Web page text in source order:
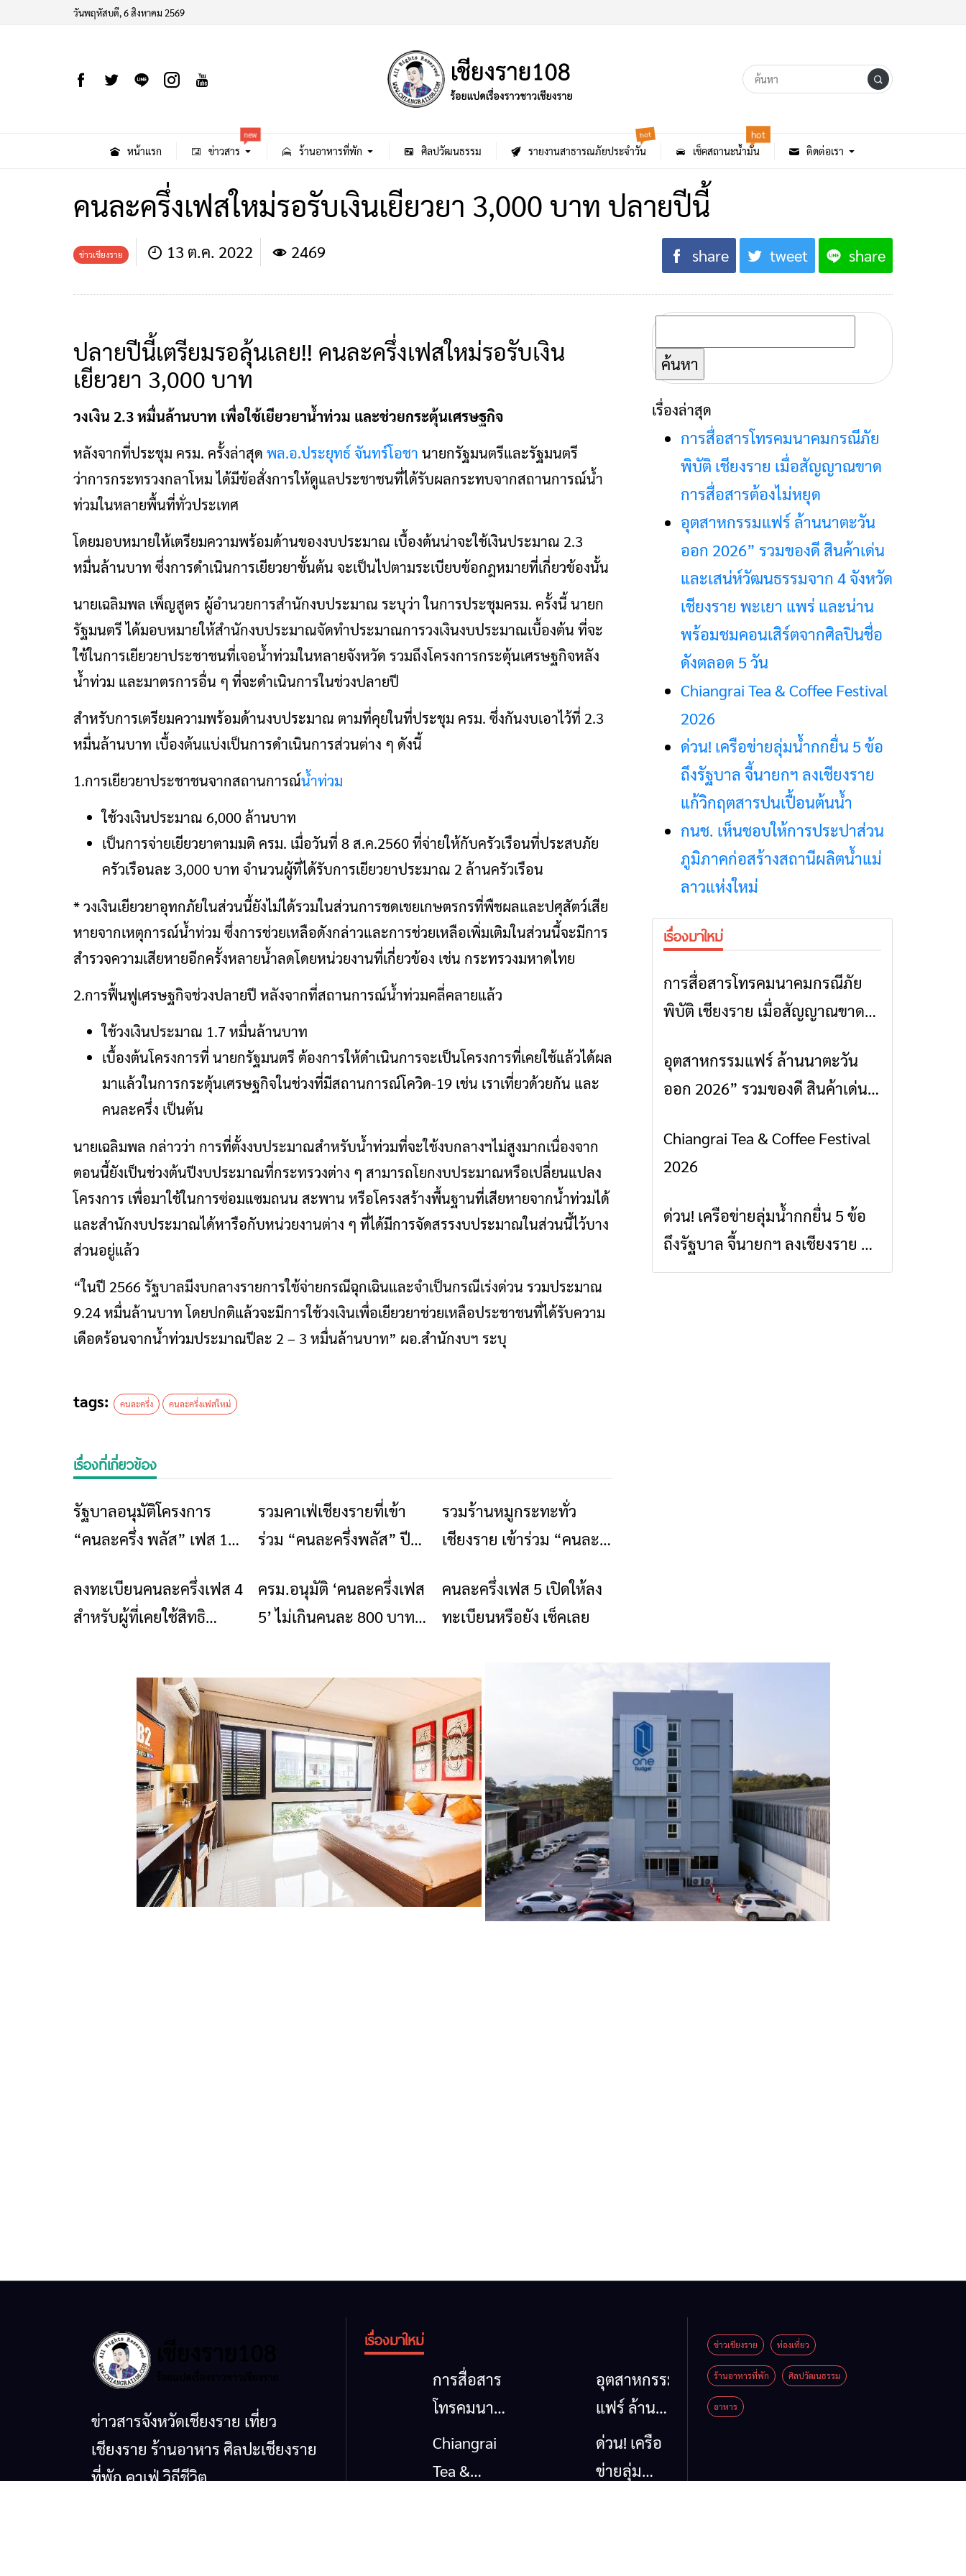
วันพฤหัสบดี, 6 สิงหาคม 2569
หน้าแรก ข่าวสาร
new
ร้านอาหารที่พัก ศิลปวัฒนธรรม รายงานสาธารณภัยประจำวัน
hot
เช็คสถานะน้ำมัน
hot
ติดต่อเรา
คนละครึ่งเฟสใหม่รอรับเงินเยียวยา 3,000 บาท ปลายปีนี้
ข่าวเชียงราย 13 ต.ค. 2022 2469 share tweet share
ปลายปีนี้เตรียมรอลุ้นเลย!! คนละครึ่งเฟสใหม่รอรับเงิน
เยียวยา 3,000 บาท
วงเงิน 2.3 หมื่นล้านบาท เพื่อใช้เยียวยาน้ำท่วม และช่วยกระตุ้นเศรษฐกิจ
หลังจากที่ประชุม ครม. ครั้งล่าสุด พล.อ.ประยุทธ์ จันทร์โอชา นายกรัฐมนตรีและรัฐมนตรี
ว่าการกระทรวงกลาโหม ได้มีข้อสั่งการให้ดูแลประชาชนที่ได้รับผลกระทบจากสถานการณ์น้ำ
ท่วมในหลายพื้นที่ทั่วประเทศ
โดยมอบหมายให้เตรียมความพร้อมด้านของงบประมาณ เบื้องต้นน่าจะใช้เงินประมาณ 2.3
หมื่นล้านบาท ซึ่งการดำเนินการเยียวยาขั้นต้น จะเป็นไปตามระเบียบข้อกฎหมายที่เกี่ยวข้องนั้น
นายเฉลิมพล เพ็ญสูตร ผู้อำนวยการสำนักงบประมาณ ระบุว่า ในการประชุมครม. ครั้งนี้ นายก
รัฐมนตรี ได้มอบหมายให้สำนักงบประมาณจัดทำประมาณการวงเงินงบประมาณเบื้องต้น ที่จะ
ใช้ในการเยียวยาประชาชนที่เจอน้ำท่วมในหลายจังหวัด รวมถึงโครงการกระตุ้นเศรษฐกิจหลัง
น้ำท่วม และมาตรการอื่น ๆ ที่จะดำเนินการในช่วงปลายปี
สำหรับการเตรียมความพร้อมด้านงบประมาณ ตามที่คุยในที่ประชุม ครม. ซึ่งกันงบเอาไว้ที่ 2.3
หมื่นล้านบาท เบื้องต้นแบ่งเป็นการดำเนินการส่วนต่าง ๆ ดังนี้
1.การเยียวยาประชาชนจากสถานการณ์น้ำท่วม
ใช้วงเงินประมาณ 6,000 ล้านบาท
เป็นการจ่ายเยียวยาตามมติ ครม. เมื่อวันที่ 8 ส.ค.2560 ที่จ่ายให้กับครัวเรือนที่ประสบภัย
ครัวเรือนละ 3,000 บาท จำนวนผู้ที่ได้รับการเยียวยาประมาณ 2 ล้านครัวเรือน
* วงเงินเยียวยาอุทกภัยในส่วนนี้ยังไม่ได้รวมในส่วนการชดเชยเกษตรกรที่พืชผลและปศุสัตว์เสีย
หายจากเหตุการณ์น้ำท่วม ซึ่งการช่วยเหลือดังกล่าวและการช่วยเหลือเพิ่มเติมในส่วนนี้จะมีการ
สำรวจความเสียหายอีกครั้งหลายน้ำลดโดยหน่วยงานที่เกี่ยวข้อง เช่น กระทรวงมหาดไทย
2.การฟื้นฟูเศรษฐกิจช่วงปลายปี หลังจากที่สถานการณ์น้ำท่วมคลี่คลายแล้ว
ใช้วงเงินประมาณ 1.7 หมื่นล้านบาท
เบื้องต้นโครงการที่ นายกรัฐมนตรี ต้องการให้ดำเนินการจะเป็นโครงการที่เคยใช้แล้วได้ผล
มาแล้วในการกระตุ้นเศรษฐกิจในช่วงที่มีสถานการณ์โควิด-19 เช่น เราเที่ยวด้วยกัน และ
คนละครึ่ง เป็นต้น
นายเฉลิมพล กล่าวว่า การที่ตั้งงบประมาณสำหรับน้ำท่วมที่จะใช้งบกลางฯไม่สูงมากเนื่องจาก
ตอนนี้ยังเป็นช่วงต้นปีงบประมาณที่กระทรวงต่าง ๆ สามารถโยกงบประมาณหรือเปลี่ยนแปลง
โครงการ เพื่อมาใช้ในการซ่อมแซมถนน สะพาน หรือโครงสร้างพื้นฐานที่เสียหายจากน้ำท่วมได้
และสำนักงบประมาณได้หารือกับหน่วยงานต่าง ๆ ที่ได้มีการจัดสรรงบประมาณในส่วนนี้ไว้บาง
ส่วนอยู่แล้ว
“ในปี 2566 รัฐบาลมีงบกลางรายการใช้จ่ายกรณีฉุกเฉินและจำเป็นกรณีเร่งด่วน รวมประมาณ
9.24 หมื่นล้านบาท โดยปกติแล้วจะมีการใช้วงเงินเพื่อเยียวยาช่วยเหลือประชาชนที่ได้รับความ
เดือดร้อนจากน้ำท่วมประมาณปีละ 2 – 3 หมื่นล้านบาท” ผอ.สำนักงบฯ ระบุ
tags: คนละครึ่ง คนละครึ่งเฟสใหม่
เรื่องที่เกี่ยวข้อง
ข่าวเชียงราย
รัฐบาลอนุมัติโครงการ
“คนละครึ่ง พลัส” เฟส 1.5
รายย่อยให้เข้าสู่ระบบ
ดิจิทัล พร้อมแจกเงิน
ร้านอาหารที่พัก
รวมคาเฟ่เชียงรายที่เข้า
ร่วม “คนละครึ่งพลัส” ปี
ร้านอาหารที่พัก
รวมร้านหมูกระทะทั่ว
เชียงราย เข้าร่วม “คนละ
ข่าวเชียงราย
ลงทะเบียนคนละครึ่งเฟส 4
สำหรับผู้ที่เคยใช้สิทธิ
ข่าวเชียงราย
ครม.อนุมัติ ‘คนละครึ่งเฟส
5’ ไม่เกินคนละ 800 บาท
ก.ย.นี้
ข่าวเชียงราย
คนละครึ่งเฟส 5 เปิดให้ลง
ทะเบียนหรือยัง เช็คเลย
ค้นหา
สำหรับ:
เรื่องล่าสุด
การสื่อสารโทรคมนาคมกรณีภัย
พิบัติ เชียงราย เมื่อสัญญาณขาด
การสื่อสารต้องไม่หยุด
อุตสาหกรรมแฟร์ ล้านนาตะวัน
ออก 2026” รวมของดี สินค้าเด่น
และเสน่ห์วัฒนธรรมจาก 4 จังหวัด
เชียงราย พะเยา แพร่ และน่าน
พร้อมชมคอนเสิร์ตจากศิลปินชื่อ
ดังตลอด 5 วัน
Chiangrai Tea & Coffee Festival
2026
ด่วน! เครือข่ายลุ่มน้ำกกยื่น 5 ข้อ
ถึงรัฐบาล จี้นายกฯ ลงเชียงราย
แก้วิกฤตสารปนเปื้อนต้นน้ำ
กนช. เห็นชอบให้การประปาส่วน
ภูมิภาคก่อสร้างสถานีผลิตน้ำแม่
ลาวแห่งใหม่
เรื่องมาใหม่
ข่าวเชียงราย
การสื่อสารโทรคมนาคมกรณีภัย
พิบัติ เชียงราย เมื่อสัญญาณขาด
ข่าวเชียงราย
อุตสาหกรรมแฟร์ ล้านนาตะวัน
ออก 2026” รวมของดี สินค้าเด่น
เชียงราย พะเยา แพร่ และน่าน
พร้อมชมคอนเสิร์ตจากศิลปินชื่อ
ข่าวเชียงราย
Chiangrai Tea & Coffee Festival
2026
ข่าวเชียงราย
ด่วน! เครือข่ายลุ่มน้ำกกยื่น 5 ข้อ
ถึงรัฐบาล จี้นายกฯ ลงเชียงราย แก้
วิกฤตสารปนเปื้อนต้นน้ำ
ข่าวสารจังหวัดเชียงราย เที่ยว
เชียงราย ร้านอาหาร ศิลปะเชียงราย
ที่พัก คาเฟ่ วิถีชีวิต
เรื่องมาใหม่
การสื่อสาร
โทรคมนาคม
กรณีภัย
พิบัติ
อุตสาหกรรม
แฟร์ ล้าน
นาตะวัน
ออก
Chiangrai
Tea &
ด่วน! เครือ
ข่ายลุ่มน้ำ
ข่าวเชียงราย ท่องเที่ยว
ร้านอาหารที่พัก ศิลปวัฒนธรรม
อาหาร